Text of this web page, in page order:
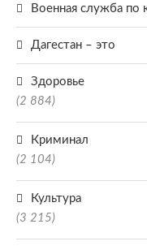
Военная служба по
Дагестан – это
Здоровье
(2 884)
Криминал
(2 104)
Культура
(3 215)